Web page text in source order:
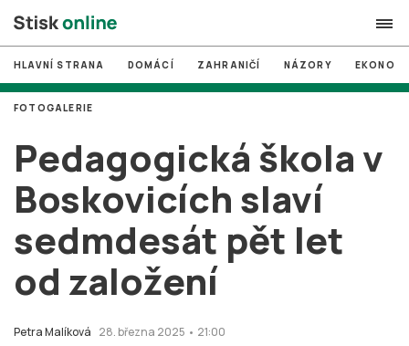
search
# MUNI
# Brno
# volby
login PŘIHLÁSIT SE
Zapomněli jste heslo?
HLAVNÍ STRANA DOMÁCÍ ZAHRANIČÍ NÁZORY
Pedagogická škola v
Boskovicích slaví
sedmdesát pět let
od založení
Petra Malíková 28. března 2025 • 21:00
FOTOGALERIE